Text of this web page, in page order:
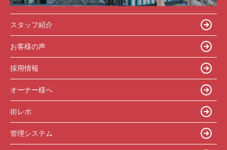
スタッフ紹介
お客様の声
採用情報
オーナー様へ
街レポ
管理システム